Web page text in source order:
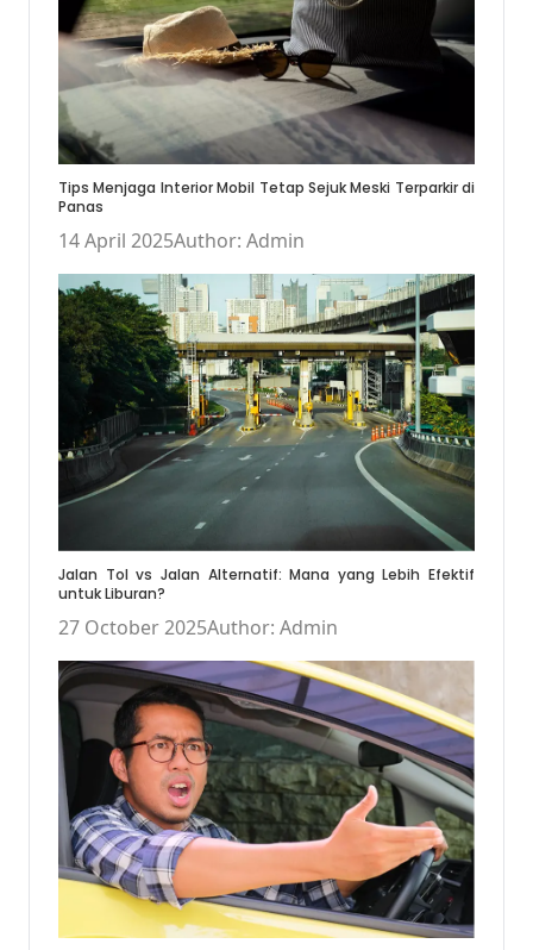
Tips Menjaga Interior Mobil Tetap Sejuk Meski Terparkir di
Panas
14 April 2025Author: Admin
Jalan Tol vs Jalan Alternatif: Mana yang Lebih Efektif
untuk Liburan?
27 October 2025Author: Admin